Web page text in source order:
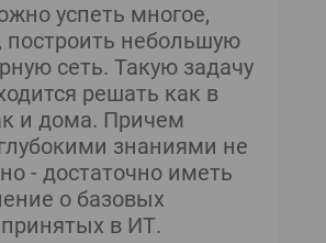
успеть многое,
построить небольшую
сеть. Такую задачу
решать как в
и дома. Причем
знаниями не
- достаточно иметь
о базовых
в ИТ.